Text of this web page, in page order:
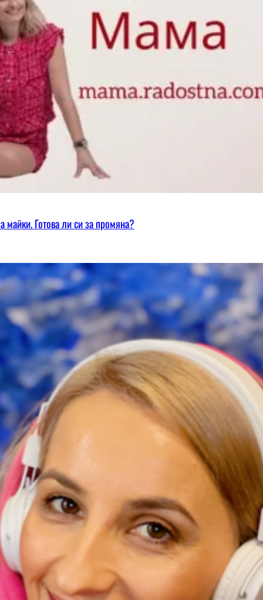
майки. Готова ли си за промяна?